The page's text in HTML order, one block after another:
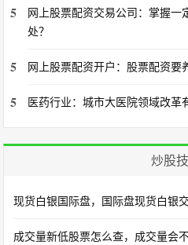
5
网上股票配资交易公司：掌握一
处？
5 网上股票配资开户：股票配资要
5 医药行业：城市大医院领域改革
炒股
现货白银国际盘，国际盘现货白银
成交量新低股票怎么查，成交量会